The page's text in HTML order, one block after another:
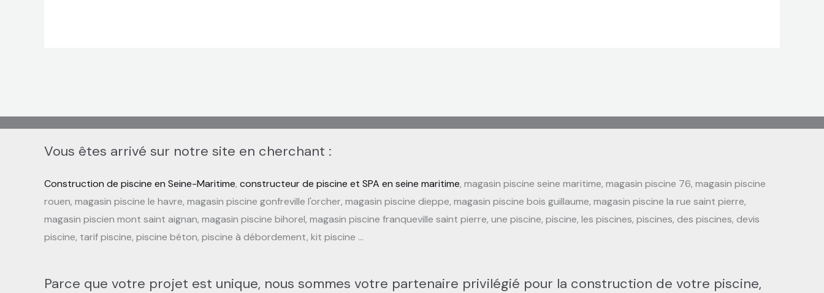
Vous êtes arrivé sur notre site en cherchant :
Construction de piscine en Seine-Maritime, constructeur de piscine et SPA en seine maritime, magasin piscine seine maritime, magasin piscine 76, magasin piscine
rouen, magasin piscine le havre, magasin piscine gonfreville l'orcher, magasin piscine dieppe, magasin piscine bois guillaume, magasin piscine la rue saint pierre,
magasin piscien mont saint aignan, magasin piscine bihorel, magasin piscine franqueville saint pierre, une piscine, piscine, les piscines, piscines, des piscines, devis
piscine, tarif piscine, piscine béton, piscine à débordement, kit piscine …
Parce que votre projet est unique, nous sommes votre partenaire privilégié pour la construction de votre piscine,